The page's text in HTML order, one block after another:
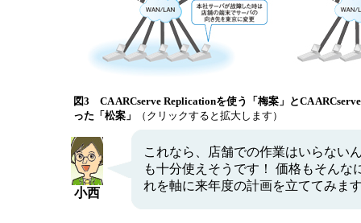
図3 CA ARCserve Replicationを使う「梅案」とCA
った「松案」
（クリックすると拡大します）
小西
これなら、店舗での作業はいらない
も十分使えそうです！ 価格もそんな
れを軸に来年度の計画を立ててみま